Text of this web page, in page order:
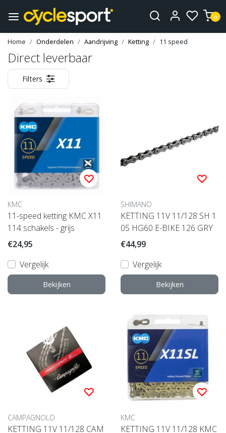
0
Home Onderdelen Aandrijving Ketting 11 speed
Direct leverbaar
Filters
KMC
11-speed ketting KMC X11
114 schakels - grijs
€24,95
Vergelijk
Bekijken
SHIMANO
KETTING 11V 11/128 SH 1
05 HG60 E-BIKE 126 GRY
€44,99
Vergelijk
Bekijken
CAMPAGNOLO
KETTING 11V 11/128 CAM
KMC
KETTING 11V 11/128 KMC